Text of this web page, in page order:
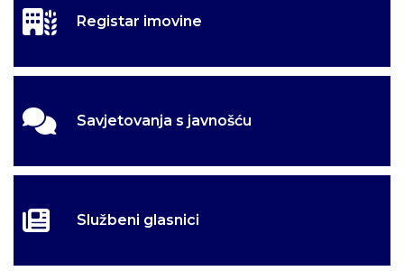
Registar imovine
Savjetovanja s javnošću
Službeni glasnici